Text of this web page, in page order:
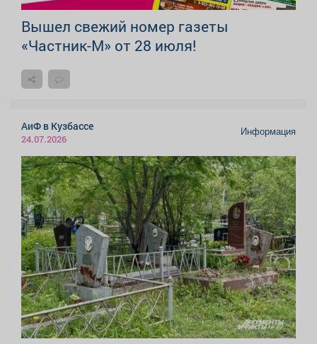
Вышел свежий номер газеты
«Частник-М» от 28 июля!
АиФ в Кузбассе
24.07.2026
Информация